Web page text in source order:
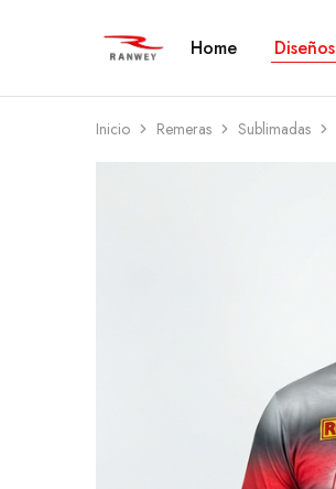
Ranwey
Tu
Tu
Diseño
Tu
Tu
—
Remeras,
Buzos
Home Diseños
Inicio Remeras Sublimadas